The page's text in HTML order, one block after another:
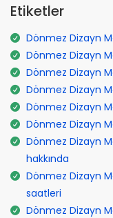
Etiketler
Dönmez Dizayn
Dönmez Dizayn
Dönmez Dizayn
Dönmez Dizayn
Dönmez Dizayn
Dönmez Dizayn
Dönmez Dizayn
hakkında
Dönmez Dizayn
saatleri
Dönmez Dizayn